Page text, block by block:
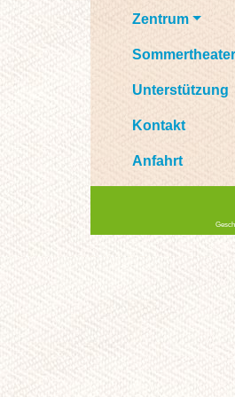
Zentrum
Sommertheater
Unterstützung
Kontakt
Anfahrt